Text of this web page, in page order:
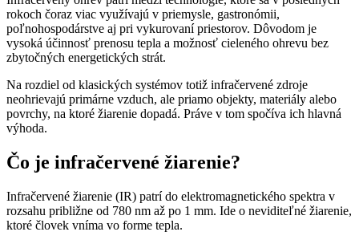
rokoch čoraz viac využívajú v priemysle, gastronómii,
poľnohospodárstve aj pri vykurovaní priestorov. Dôvodom je
vysoká účinnosť prenosu tepla a možnosť cieleného ohrevu bez
zbytočných energetických strát.
Na rozdiel od klasických systémov totiž infračervené zdroje
neohrievajú primárne vzduch, ale priamo objekty, materiály alebo
povrchy, na ktoré žiarenie dopadá. Práve v tom spočíva ich hlavná
výhoda.
Čo je infračervené žiarenie?
Infračervené žiarenie (IR) patrí do elektromagnetického spektra v
rozsahu približne od 780 nm až po 1 mm. Ide o neviditeľné žiarenie,
ktoré človek vníma vo forme tepla.